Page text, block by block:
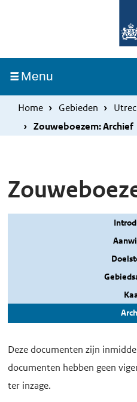
inhoud
gaan
MenuIngeklapt
Home Gebieden
Zouweboezem: Archief
Deze documenten zijn
documenten hebben geen
ter inzage.